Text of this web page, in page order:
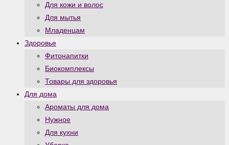
Для кожи и волос
Для мытья
Младенцам
Здоровье
Фитонапитки
Биокомплексы
Товары для здоровья
Для дома
Ароматы для дома
Нужное
Для кухни